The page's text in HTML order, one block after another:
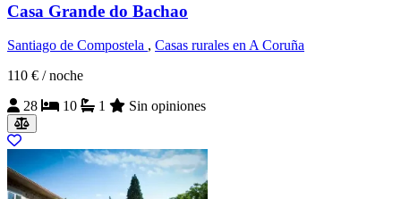
Casa Grande do Bachao
Santiago de Compostela , Casas rurales en A Coruña
110 € / noche
28
10 1 Sin opiniones